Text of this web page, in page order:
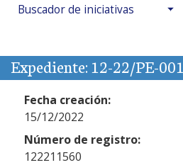
Buscador de iniciativas
Expediente: 12-22/PE-
Fecha creación:
15/12/2022
Número de registro:
122211560